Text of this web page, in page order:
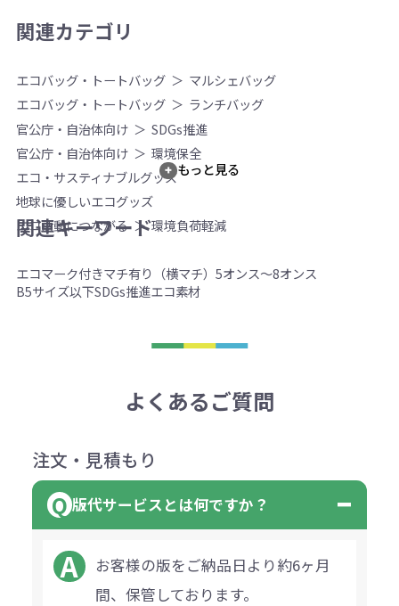
関連カテゴリ
エコバッグ・トートバッグ
マルシェバッグ
エコバッグ・トートバッグ
ランチバッグ
官公庁・自治体向け
SDGs推進
官公庁・自治体向け
環境保全
エコ・サスティナブルグッズ
地球に優しいエコグッズ
エコ活動につながる
環境負荷軽減
もっと見る
関連キーワード
エコマーク付きマチ有り（横マチ） 5オンス～8オンス
B5サイズ以下SDGs推進エコ素材
よくあるご質問
注文・見積もり
版代サービスとは何ですか？
お客様の版をご納品日より約6ヶ月
間、保管しております。